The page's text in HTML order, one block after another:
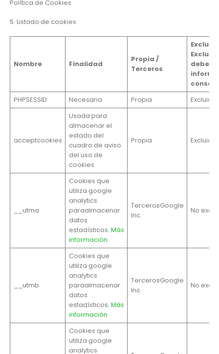
Política de Cookies.
5. Listado de cookies
Nombre Finalidad
Propia /
Terceros
deber
PHPSESSID
Necesaria Propia Excluida
acceptcookies
Usada para
almacenar el
estado del
cuadro de aviso
del uso de
cookies.
Propia Excluida
__utma
Cookies que
utiliza google
analytics
paraalmacenar
datos
estadísticos. Más
información
TercerosGoogle
Inc.
No
__utmb
Cookies que
utiliza google
analytics
paraalmacenar
datos
estadísticos. Más
información
TercerosGoogle
Inc.
No
Cookies que
utiliza google
analytics